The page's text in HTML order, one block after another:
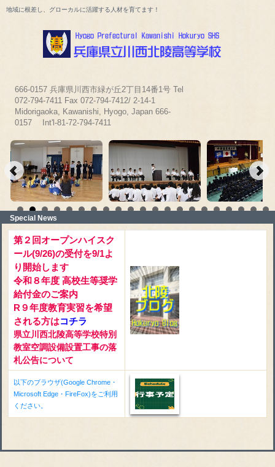
地域に根差し、グローカルに活躍する人材を育てます！
666-0157 兵庫県川西市緑が丘2丁目14番1号 Tel
072-794-7411 Fax 072-794-7412/ 2-14-1
Midorigaoka, Kawanishi, Hyogo, Japan 666-
0157 Int'l-81-72-794-7411
Special News
第２回オープンハイスク
ール(9/26)の受付を9/1よ
り開始します
令和８年度 高校生等奨学
給付金のご案内
R９年度教育実習を希望
される方はコチラ
県立川西北陵高等学校特別
教室空調設備設置工事の落
札公告について
以下のブラウザ(Google Chrome・
Microsoft Edge・FireFox)をご利用
ください。